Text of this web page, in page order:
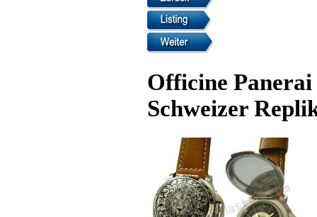
Officine
Schweizer